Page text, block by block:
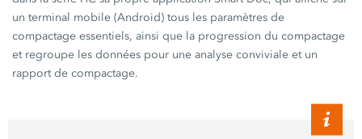
un terminal mobile (Android) tous les paramètres de
compactage essentiels, ainsi que la progression du compactage
et regroupe les données pour une analyse conviviale et un
rapport de compactage.